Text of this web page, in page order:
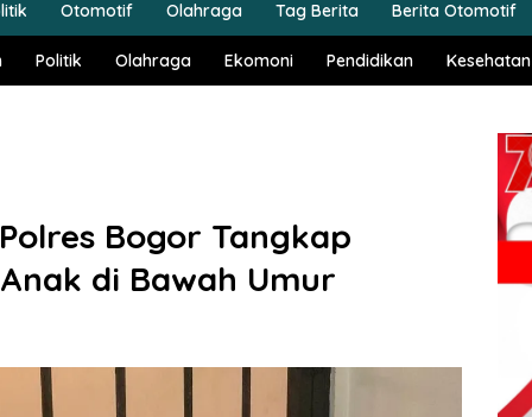
Otomotif Olahraga Tag Berita Berita Otomotif
Politik Olahraga Ekomoni Pendidikan Kesehatan
Bogor Tangkap
di Bawah Umur